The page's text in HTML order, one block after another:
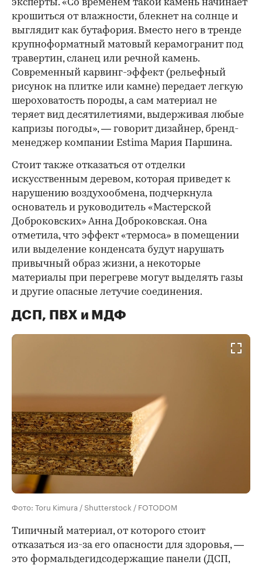
00:00 / 00:00
эксперты. «Со временем такой камень начинает
крошиться от влажности, блекнет на солнце и
выглядит как бутафория. Вместо него в тренде
крупноформатный матовый керамогранит под
травертин, сланец или речной камень.
Современный карвинг-эффект (рельефный
рисунок на плитке или камне) передает легкую
шероховатость породы, а сам материал не
теряет вид десятилетиями, выдерживая любые
капризы погоды», — говорит дизайнер, бренд-
менеджер компании Estima Мария Паршина.
Стоит также отказаться от отделки
искусственным деревом, которая приведет к
нарушению воздухообмена, подчеркнула
основатель и руководитель «Мастерской
Доброковских» Анна Доброковская. Она
отметила, что эффект «термоса» в помещении
или выделение конденсата будут нарушать
привычный образ жизни, а некоторые
материалы при перегреве могут выделять газы
и другие опасные летучие соединения.
ДСП, ПВХ и МДФ
Фото: Toru Kimura / Shutterstock / FOTODOM
Типичный материал, от которого стоит
отказаться из-за его опасности для здоровья, —
это формальдегидсодержащие панели (ДСП,